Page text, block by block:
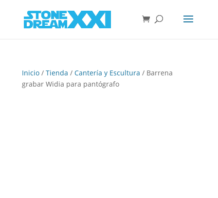
Inicio/ Tienda / Cantería y Escultura / Barrena
grabar Widia para pantógrafo